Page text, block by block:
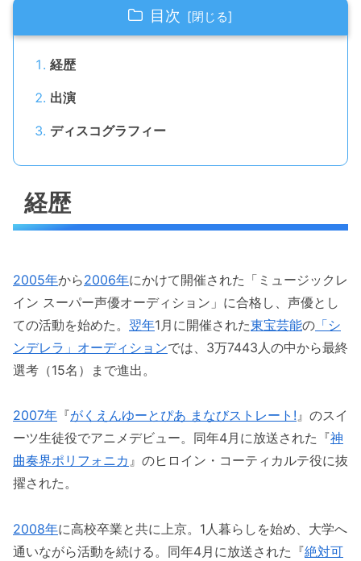
目次
経歴
出演
ディスコグラフィー
経歴
2005年から2006年にかけて開催された「ミュージックレ
イン スーパー声優オーディション」に合格し、声優とし
ての活動を始めた。 翌年1月に開催された東宝芸能の 「シ
ンデレラ」オーディションでは、3万7443人の中から最終
選考（15名）まで進出。
2007年 『がくえんゆーとぴあ まなびストレート!』のスイ
ーツ生徒役でアニメデビュー。同年4月に放送された『神
曲奏界ポリフォニカ 』のヒロイン・コーティカルテ役に抜
擢された。
2008年に高校卒業と共に上京。1人暮らしを始め、大学へ
通いながら活動を続ける。同年4月に放送された『絶対可